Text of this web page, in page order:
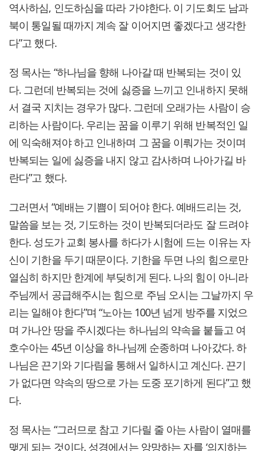
역사하심, 인도하심을 따라 가야한다. 이 기도회도 남과
북이 통일될 때까지 계속 잘 이어지면 좋겠다고 생각한
다”고 했다.
정 목사는 “하나님을 향해 나아갈 때 반복되는 것이 있
다. 그런데 반복되는 것에 싫증을 느끼고 인내하지 못해
서 결국 지치는 경우가 많다. 그런데 오래가는 사람이 승
리하는 사람이다. 우리는 꿈을 이루기 위해 반복적인 일
에 익숙해져야 하고 인내하며 그 꿈을 이뤄가는 것이며
반복되는 일에 싫증을 내지 않고 감사하며 나아가길 바
란다”고 했다.
그러면서 “예배는 기쁨이 되어야 한다. 예배드리는 것,
말씀을 보는 것, 기도하는 것이 반복되더라도 잘 드려야
한다. 성도가 교회 봉사를 하다가 시험에 드는 이유는 자
신이 기한을 두기 때문이다. 기한을 두면 나의 힘으로만
열심히 하지만 한계에 부딪히게 된다. 나의 힘이 아니라
주님께서 공급해주시는 힘으로 주님 오시는 그날까지 우
리는 일해야 한다”며 “노아는 100년 넘게 방주를 지었으
며 가나안 땅을 주시겠다는 하나님의 약속을 붙들고 여
호수아는 45년 이상을 하나님께 순종하며 나아갔다. 하
나님은 끈기와 기다림을 통해서 일하시고 계신다. 끈기
가 없다면 약속의 땅으로 가는 도중 포기하게 된다”고 했
다.
정 목사는 “그러므로 참고 기다릴 줄 아는 사람이 열매를
맺게 되는 것이다. 성경에서는 앙망하는 자를 ‘의지하는